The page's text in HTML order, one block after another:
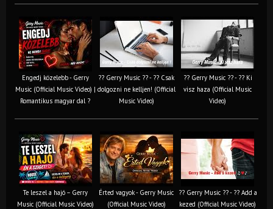
Engedj közelebb - Gerry
Music (Official Music Video) |
Romantikus magyar dal ?
?? Gerry Music ?? - ?? Csak
dolgozni ne kelljen! (Official
Music Video)
?? Gerry Music ?? - ?? Ki
visz haza (Official Music
Video)
Te leszel a hajó – Gerry
Music (Official Music Video)
Érted vagyok - Gerry Music
(Official Music Video)
?? Gerry Music ?? - ?? Add a
kezed (Official Music Video)